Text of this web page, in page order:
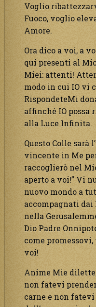
Voglio
Fuoco, voglio
Amore.
Ora dico a voi, a
qui presenti al
Miei: attenti!
modo in cui IO vi
RispondeteMi
affinché IO
alla Luce Infinita.
Questo Colle sarà
vincente in Me
raccoglierò nel
aperto a voi!” Vi
nuovo mondo a
accompagnati
nella
Dio Padre
come
voi!
Anime Mie
non fatevi
carne e non